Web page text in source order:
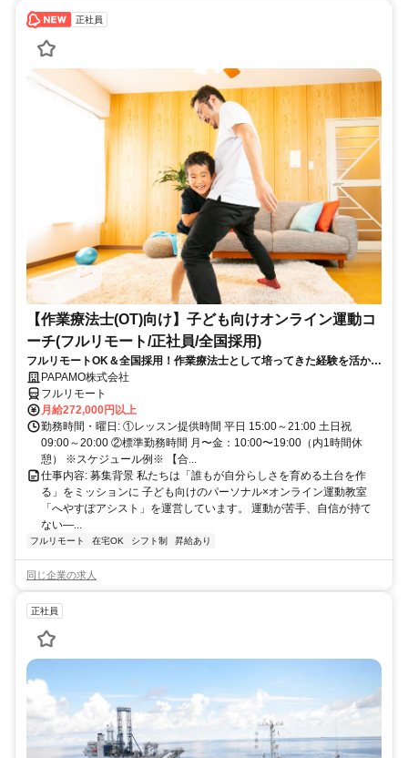
正社員
【作業療法士(OT)向け】子ども向けオンライン運動コ
ーチ(フルリモート/正社員/全国採用)
フルリモートOK＆全国採用！作業療法士として培ってきた経験を活かし
ながら子どもを支援でき、新しいキャリアを積めるお仕事です◎
PAPAMO株式会社
フルリモート
月給272,000円以上
勤務時間・曜日: ①レッスン提供時間 平日 15:00～21:00 土日祝
09:00～20:00 ②標準勤務時間 月〜金：10:00〜19:00（内1時間休
憩） ※スケジュール例※ 【合...
仕事内容: 募集背景 私たちは「誰もが自分らしさを育める土台を作
る」をミッションに 子ども向けのパーソナル×オンライン運動教室
「へやすぽアシスト」を運営しています。 運動が苦手、自信が持て
ない—...
フルリモート 在宅OK シフト制 昇給あり
同じ企業の求人
正社員